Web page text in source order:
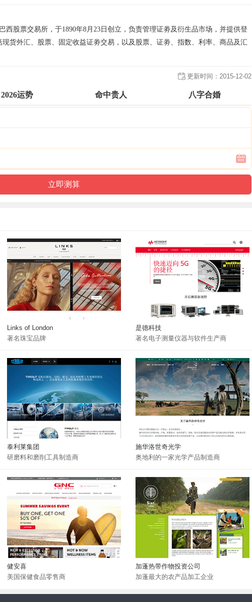
西股票交易所，于1890年8月23日创立，负责管理证劵及衍生品市场，并提供登
货外汇、股票、固定收益证劵交易，以及股票、证劵、指数、利率、商品及汇
更新时间： 2015-12-02
2026运势 命中贵人 八字合婚
Links of London
著名珠宝品牌
是德科技
著名电子测量仪器与软件生产商
泰利莱集团
研磨料和磨削工具制造商
施华洛世奇光学
奥地利的一家光学产品制造商
健安喜
美国保健食品零售商
加蓬热带作物投资公司
加蓬最大的农产品加工企业